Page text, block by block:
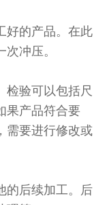
好的产品。在此
冲压。
检验可以包括尺
果产品符合要
需要进行修改或
的后续加工。后